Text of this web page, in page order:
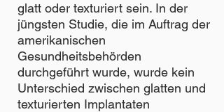
glatt oder texturiert sein. In der
jüngsten Studie, die im Auftrag der
amerikanischen
Gesundheitsbehörden
durchgeführt wurde, wurde kein
Unterschied zwischen glatten und
texturierten Implantaten